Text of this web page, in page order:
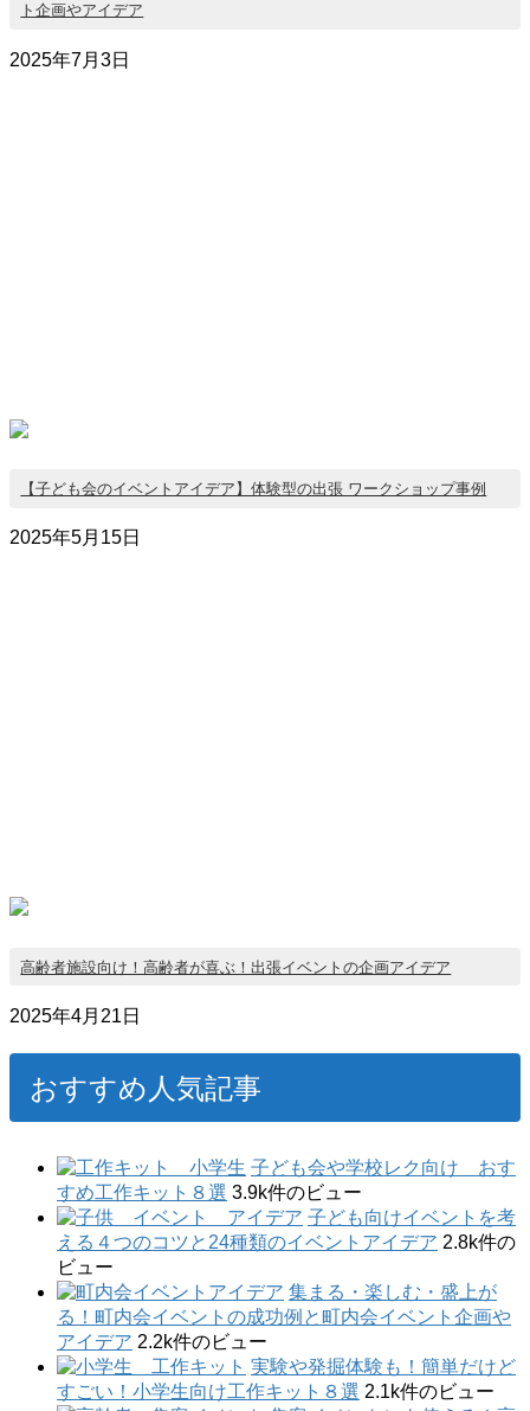
ト企画やアイデア
2025年7月3日
【子ども会のイベントアイデア】体験型の出張 ワークショップ事例
2025年5月15日
高齢者施設向け！高齢者が喜ぶ！出張イベントの企画アイデア
2025年4月21日
おすすめ人気記事
子ども会や学校レク向け おす
すめ工作キット８選 3.9k件のビュー
子ども向けイベントを考
える４つのコツと24種類のイベントアイデア 2.8k件の
ビュー
集まる・楽しむ・盛上が
る！町内会イベントの成功例と町内会イベント企画や
アイデア 2.2k件のビュー
実験や発掘体験も！簡単だけど
すごい！小学生向け工作キット８選 2.1k件のビュー